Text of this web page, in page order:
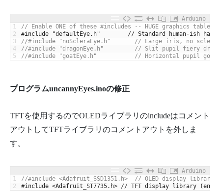
Arduino
1
2
3
4
5
// Enable ONE of these #includes -- HUGE graphics
#include "defaultEye.h"        // Standard human-ish
//#include "noScleraEye.h"       // Large iris, no sclera
//#include "dragonEye.h"         // Slit pupil fiery
//#include "goatEye.h"           // Horizontal pupil goat/
プログラムuncannyEyes.inoの修正
TFTを使用するのでOLEDライブラリのincludeはコメント
アウトしてTFTライブラリのコメントアウトを外しま
す。
Arduino
1
2
//#include <Adafruit_SSD1351.h>  // OLED display library -
#include <Adafruit_ST7735.h> // TFT display library